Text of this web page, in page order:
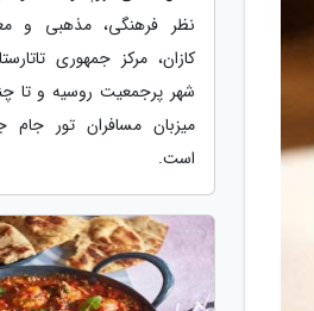
نظر فرهنگی، مذهبی و
کازان، مرکز جمهوری
شهر پرجمعیت روسیه و تا
میزبان مسافران تور جام
است.